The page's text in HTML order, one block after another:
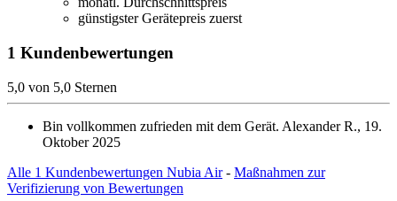
günstigster Gerätepreis zuerst
1 Kundenbewertungen
5,0 von 5,0 Sternen
Bin vollkommen zufrieden mit dem Gerät. Alexander R., 19.
Oktober 2025
Alle 1 Kundenbewertungen Nubia Air- Maßnahmen zur
Verifizierung von Bewertungen